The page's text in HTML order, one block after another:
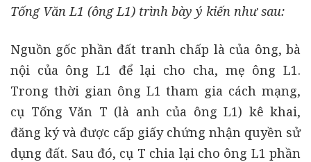
Tống Văn L1 (ông L1) trình bày ý kiến như sau:
Nguồn gốc phần đất tranh chấp là của ông, bà
nội của ông L1 để lại cho cha, mẹ ông L1.
Trong thời gian ông L1 tham gia cách mạng,
cụ Tống Văn T (là anh của ông L1) kê khai,
đăng ký và được cấp giấy chứng nhận quyền sử
dụng đất. Sau đó, cụ T chia lại cho ông L1 phần